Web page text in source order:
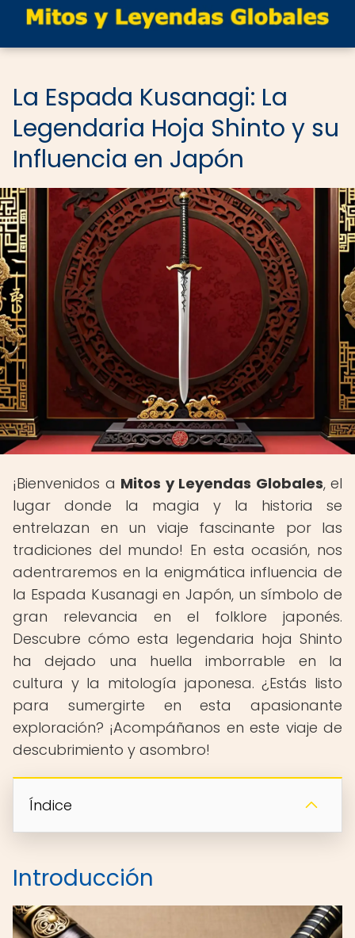
La Espada Kusanagi: La
Legendaria Hoja Shinto y su
Influencia en Japón
¡Bienvenidos a Mitos y Leyendas Globales, el
lugar donde la magia y la historia se
entrelazan en un viaje fascinante por las
tradiciones del mundo! En esta ocasión, nos
adentraremos en la enigmática influencia de
la Espada Kusanagi en Japón, un símbolo de
gran relevancia en el folklore japonés.
Descubre cómo esta legendaria hoja Shinto
ha dejado una huella imborrable en la
cultura y la mitología japonesa. ¿Estás listo
para sumergirte en esta apasionante
exploración? ¡Acompáñanos en este viaje de
descubrimiento y asombro!
Índice
Introducción